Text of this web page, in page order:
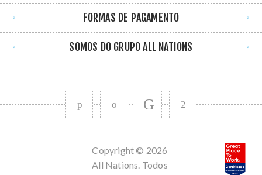
FORMAS DE PAGAMENTO
SOMOS DO GRUPO ALL NATIONS
Copyright © 2026
All Nations. Todos